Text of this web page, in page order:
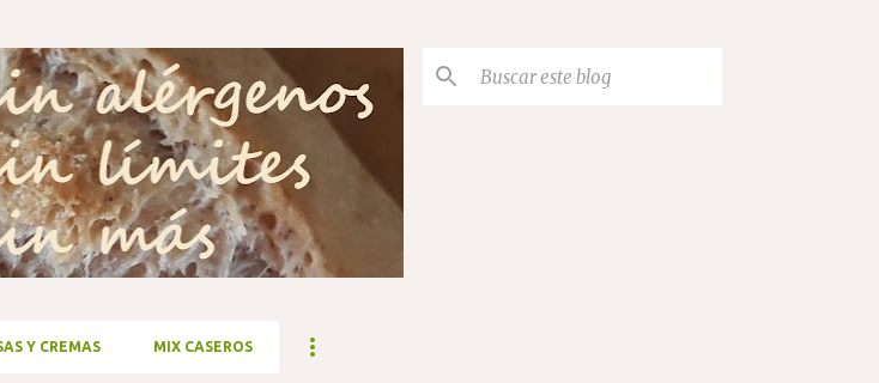
Y CREMAS MIX CASEROS